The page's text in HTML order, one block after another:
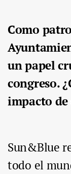
Como
un papel
congreso.
impacto de
Sun&Blue
todo el